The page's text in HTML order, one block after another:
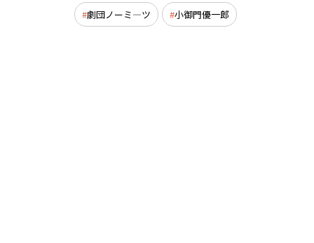
劇団ノーミ―ツ 小御門優一郎